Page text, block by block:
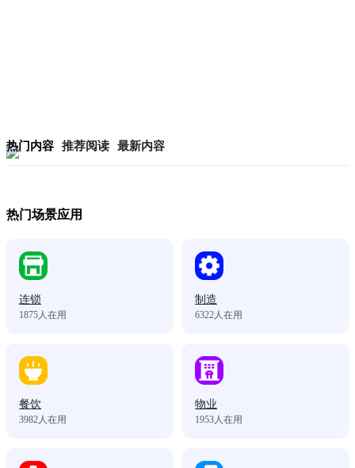
热门内容 推荐阅读 最新内容
热门场景应用
连锁
1875人在用
制造
6322人在用
餐饮
3982人在用
物业
1953人在用